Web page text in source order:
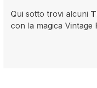
Qui sotto trovi alcuni
con la magica Vintage